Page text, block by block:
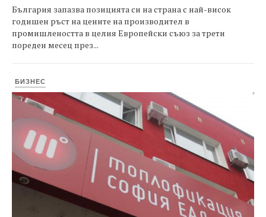
България запазва позицията си на страна с най-висок
годишен ръст на цените на производител в
промишлеността в целия Европейски съюз за трети
пореден месец през...
БИЗНЕС